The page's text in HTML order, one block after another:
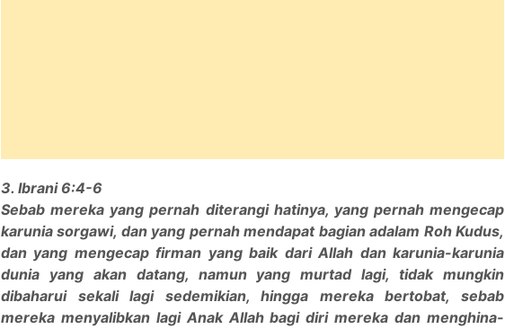
3. Ibrani 6:4-6
Sebab mereka yang pernah diterangi hatinya, yang pernah mengecap
karunia sorgawi, dan yang pernah mendapat bagian adalam Roh Kudus,
dan yang mengecap firman yang baik dari Allah dan karunia-karunia
dunia yang akan datang, namun yang murtad lagi, tidak mungkin
dibaharui sekali lagi sedemikian, hingga mereka bertobat, sebab
mereka menyalibkan lagi Anak Allah bagi diri mereka dan menghina-